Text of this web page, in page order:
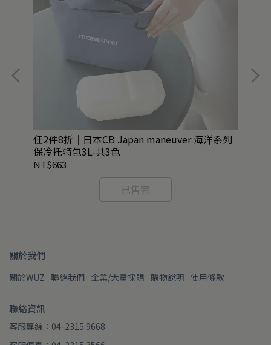
任2件8折｜日本CB Japan maneuver 海洋系列
保冷托特包3L-共3色
NT$663
已售完
關於我們
關於WUZ 聯絡我們 企業/大量採購 購物說明 使用條款
聯絡資訊
客服專線：04-2315 9668